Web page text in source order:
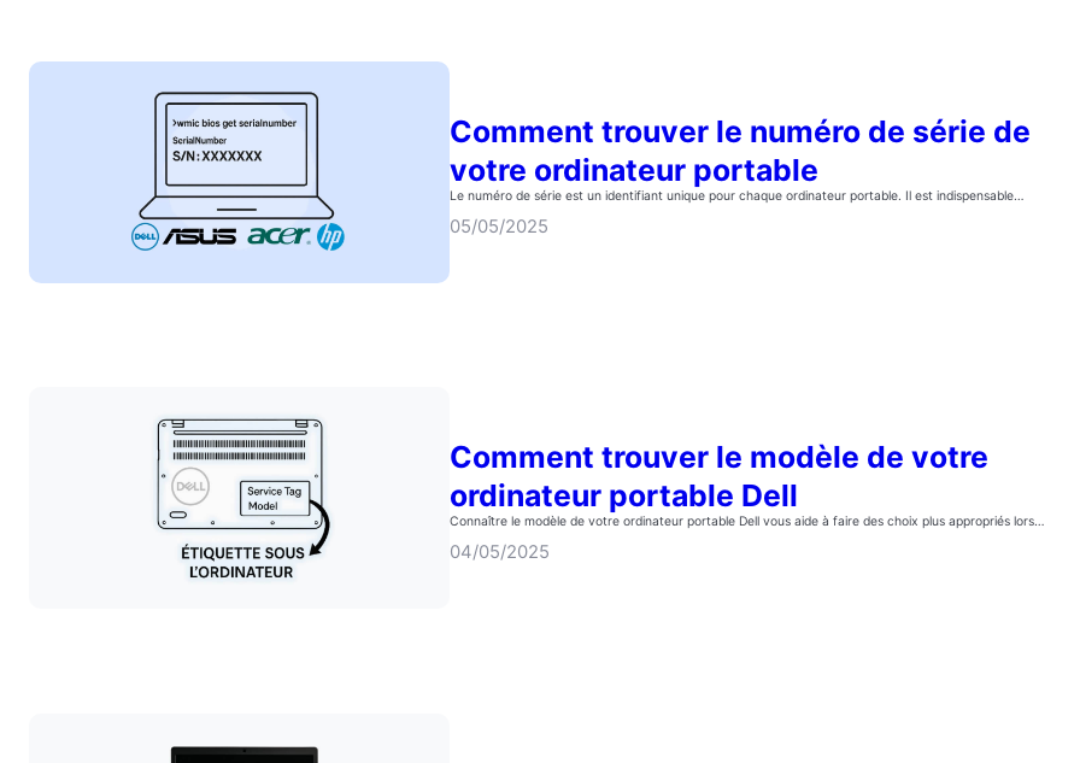
Comment trouver le numéro de série de
votre ordinateur portable
Le numéro de série est un identifiant unique pour chaque ordinateur portable. Il est indispensable…
05/05/2025
Comment trouver le modèle de votre
ordinateur portable Dell
Connaître le modèle de votre ordinateur portable Dell vous aide à faire des choix plus appropriés lors…
04/05/2025